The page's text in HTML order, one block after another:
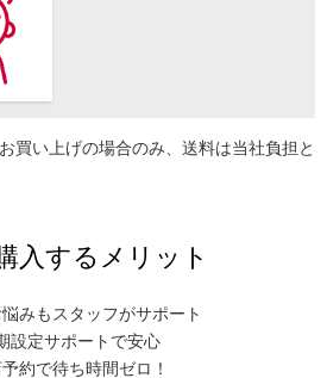
買い上げの場合のみ、送料は当社負担と
入するメリット
悩みもスタッフがサポート
設定サポートで安心
予約で待ち時間ゼロ！